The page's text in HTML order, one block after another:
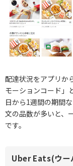
配達状況をアプリか
モーションコード」
日から1週間の期間
文の品数が多いと、
です。
Uber Eats(ウー